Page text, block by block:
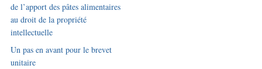
de l’apport des pâtes alimentaires
au droit de la propriété
intellectuelle
Un pas en avant pour le brevet
unitaire